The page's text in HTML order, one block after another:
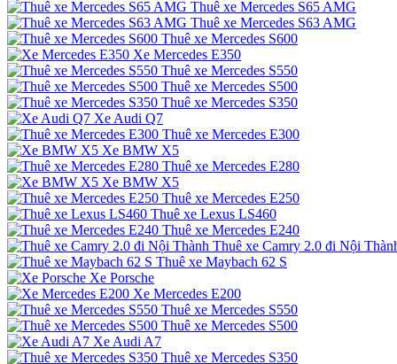
Thuê xe Mercedes S65 AMG
Thuê xe Mercedes S63 AMG
Thuê xe Mercedes S600
Xe Mercedes E350
Thuê xe Mercedes S550
Thuê xe Mercedes S500
Thuê xe Mercedes S350
Xe Audi Q7
Thuê xe Mercedes E300
Xe BMW X5
Thuê xe Mercedes E280
Xe BMW X5
Thuê xe Mercedes E250
Thuê xe Lexus LS460
Thuê xe Mercedes E240
Thuê xe Camry 2.0 đi Nội
Thuê xe Maybach 62 S
Xe Porsche
Xe Mercedes E200
Thuê xe Mercedes S550
Thuê xe Mercedes S500
Xe Audi A7
Thuê xe Mercedes S350